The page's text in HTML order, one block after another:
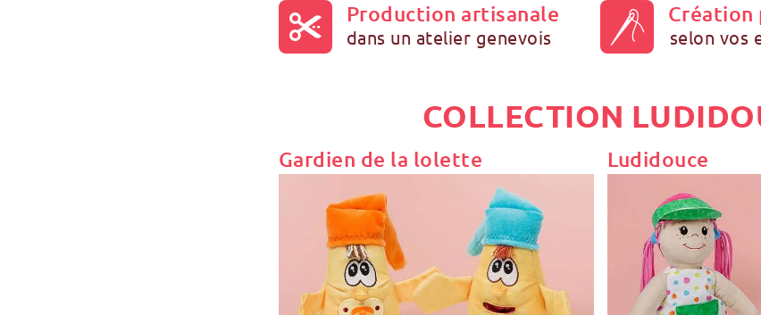
Production artisanale
dans un atelier genevois
Création
selon vos
COLLECTION
Gardien de la lolette Ludidouce